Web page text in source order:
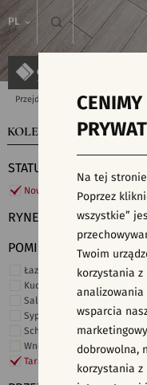
PL
Przejdź do strony głównej
KOLEKCJE
STATUS
Nowości
RYNEK
POMIESZCZENIE
Łazienka
Kuchnia
Salon i hol
Sypialnia
Schody
Wnętrza komercyjne
Taras i ogród
CENIMY
Na tej
Poprzez
wszystkie”
Twoim
korzystania
analizowania
wsparcia
dobrowolna,
korzystania